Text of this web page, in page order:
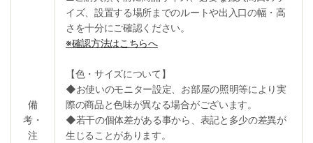
備
考・
注
イズ、設置する場所までのルートや出入口の幅・高
さを十分にご確認ください。
※確認方法はこちらへ
【色・サイズについて】
◆お使いのモニター設定、お部屋の照明等により実
際の商品と色味が異なる場合がございます。
◆若干の個体差がある事から、表記と多少の差異が
生じることがあります。